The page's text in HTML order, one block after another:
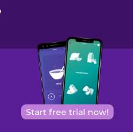
Start free trial now!